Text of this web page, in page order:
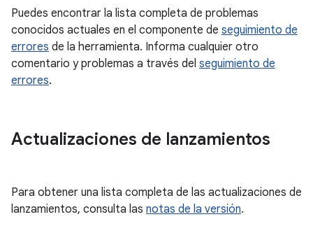
Puedes encontrar la lista completa de problemas
conocidos actuales en el componente de seguimiento de
errores de la herramienta. Informa cualquier otro
comentario y problemas a través del seguimiento de
errores.
Actualizaciones de lanzamientos
Para obtener una lista completa de las actualizaciones de
lanzamientos, consulta las notas de la versión.